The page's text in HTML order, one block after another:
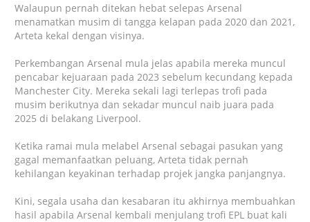
Walaupun pernah ditekan hebat selepas Arsenal
menamatkan musim di tangga kelapan pada 2020 dan 2021,
Arteta kekal dengan visinya.
Perkembangan Arsenal mula jelas apabila mereka muncul
pencabar kejuaraan pada 2023 sebelum kecundang kepada
Manchester City. Mereka sekali lagi terlepas trofi pada
musim berikutnya dan sekadar muncul naib juara pada
2025 di belakang Liverpool.
Ketika ramai mula melabel Arsenal sebagai pasukan yang
gagal memanfaatkan peluang, Arteta tidak pernah
kehilangan keyakinan terhadap projek jangka panjangnya.
Kini, segala usaha dan kesabaran itu akhirnya membuahkan
hasil apabila Arsenal kembali menjulang trofi EPL buat kali